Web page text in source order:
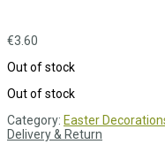
€3.60
Out of stock
Out of stock
Category: Easter
Delivery & Return